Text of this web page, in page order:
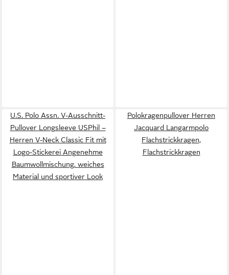
U.S. Polo Assn. V-Ausschnitt-
Pullover Longsleeve USPhil –
Herren V-Neck Classic Fit mit
Logo-Stickerei Angenehme
Baumwollmischung, weiches
Material und sportiver Look
Polokragenpullover Herren
Jacquard Langarmpolo
Flachstrickkragen,
Flachstrickkragen